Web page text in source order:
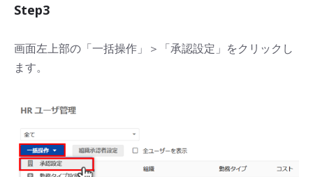
Step3
画面左上部の「一括操作」＞「承認設定」をクリックし
ます。